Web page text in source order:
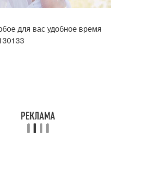
для вас удобное время